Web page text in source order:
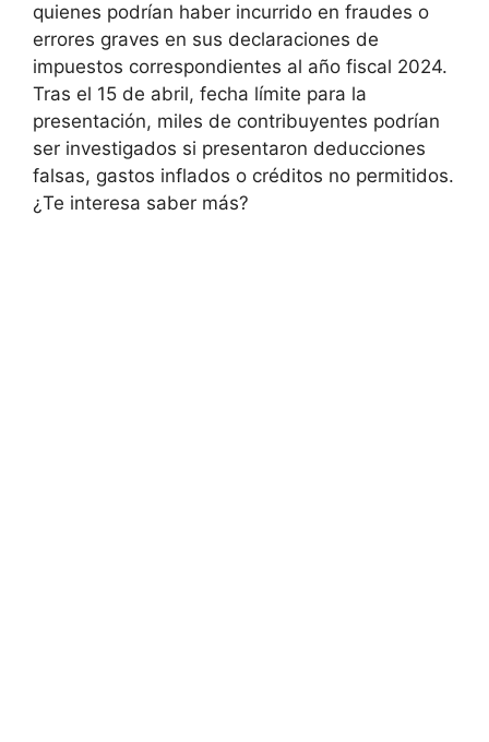
quienes podrían haber incurrido en fraudes o
errores graves en sus declaraciones de
impuestos correspondientes al año fiscal 2024.
Tras el 15 de abril, fecha límite para la
presentación, miles de contribuyentes podrían
ser investigados si presentaron deducciones
falsas, gastos inflados o créditos no permitidos.
¿Te interesa saber más?